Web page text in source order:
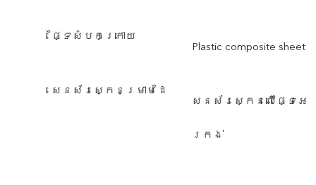
ផ្ទៃសំបកក្រោយ
Plastic composite sheet
សេនស័រស្កេនម្រាមដៃ
សេនស័រស្កេនលើផ្ទៃអេ
ក្រង់